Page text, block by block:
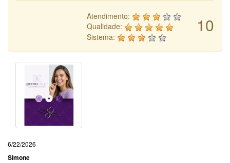
10
Atendimento:
Qualidade:
Sistema:
6/22/2026
Simone